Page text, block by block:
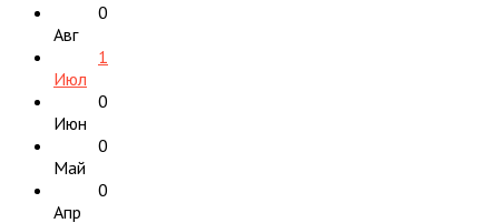
0
Авг
1
Июл
0
Июн
0
Май
0
Апр